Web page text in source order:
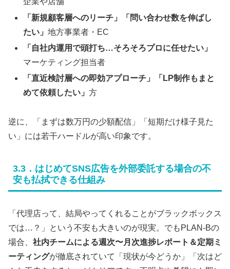
「新規顧客層へのリーチ」「問い合わせ数を伸ばし
たい」地方事業者・EC
「自社内運用で頭打ち…そろそろプロに任せたい」
マーケティング担当者
「直近検討層への即効アプローチ」「LP制作もまと
めて依頼したい」方
逆に、「まずは数万円の少額配信」「短期だけ様子見た
い」には若干ハードルが高い印象です。
3.3．はじめてSNS広告を外部委託する場合の不
安も払拭できる仕組み
「代理店って、結局やってくれることがブラックボックス
では…？」という不安も大きいのが現実。でもPLAN-Bの
場合、 社内チームによる週次〜月次進捗レポート＆定期ミ
ーティングが徹底されていて「現状が今どうか」「次はど